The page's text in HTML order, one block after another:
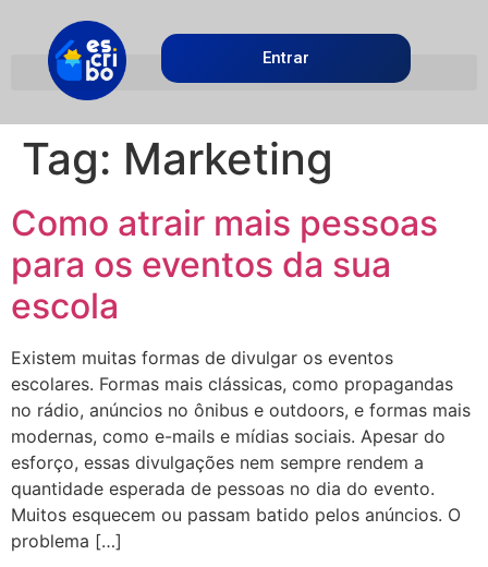
Entrar
Tag: Marketing
Como atrair mais pessoas
para os eventos da sua
escola
Existem muitas formas de divulgar os eventos
escolares. Formas mais clássicas, como propagandas
no rádio, anúncios no ônibus e outdoors, e formas mais
modernas, como e-mails e mídias sociais. Apesar do
esforço, essas divulgações nem sempre rendem a
quantidade esperada de pessoas no dia do evento.
Muitos esquecem ou passam batido pelos anúncios. O
problema […]